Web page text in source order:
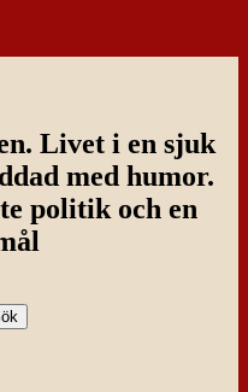
Livet i en sjuk
med humor.
politik och en